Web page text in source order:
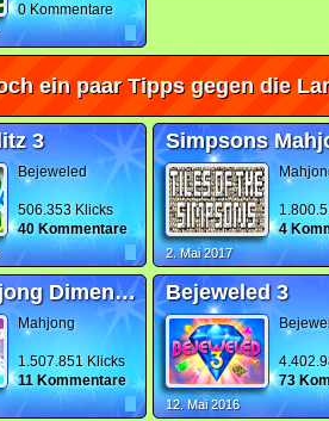
0 Kommentare
ein paar Tipps gegen die
3
Bejeweled
506.353 Klicks
40 Kommentare
Simpsons
4
2. Mai 2017
New Mahjong Dimensions
Mahjong
1.507.851 Klicks
11 Kommentare
Bejeweled 3
73
12. Mai 2016